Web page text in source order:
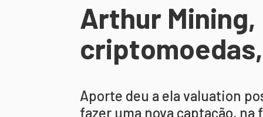
Arthur
Aporte deu a ela valuation
fazer uma nova captação, na